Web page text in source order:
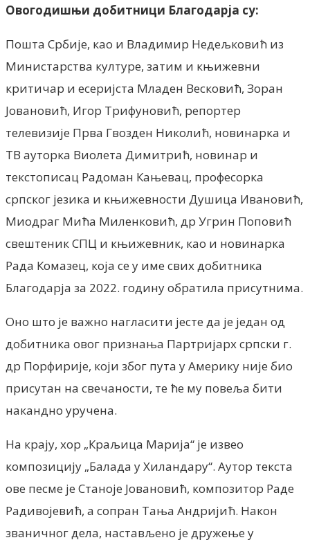
Овогодишњи добитници Благодарја су:
Пошта Србије, као и Владимир Недељковић из
Министарства културе, затим и књижевни
критичар и есеријста Младен Весковић, Зоран
Јовановић, Игор Трифуновић, репортер
телевизије Прва Гвозден Николић, новинарка и
ТВ ауторка Виолета Димитрић, новинар и
текстописац Радоман Кањевац, професорка
српског језика и књижевности Душица Ивановић,
Миодраг Мића Миленковић, др Угрин Поповић
свештеник СПЦ и књижевник, као и новинарка
Рада Комазец, која се у име свих добитника
Благодарја за 2022. годину обратила присутнима.
Оно што је важно нагласити јесте да је један од
добитника овог признања Партријарх српски г.
др Порфирије, који због пута у Америку није био
присутан на свечаности, те ће му повеља бити
накандно уручена.
На крају, хор „Краљица Марија“ је извео
композицију „Балада у Хиландару“. Аутор текста
ове песме је Станоје Јовановић, композитор Раде
Радивојевић, а сопран Тања Андријић. Након
званичног дела, настављено је дружење у